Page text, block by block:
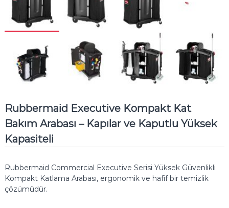
Rubbermaid Executive Kompakt Kat
Bakım Arabası – Kapılar ve Kaputlu Yüksek
Kapasiteli
Rubbermaid Commercial Executive Serisi Yüksek Güvenlikli
Kompakt Katlama Arabası, ergonomik ve hafif bir temizlik
çözümüdür.